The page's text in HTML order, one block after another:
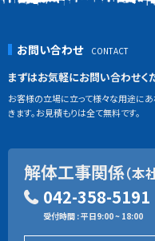
お問い合わせ
まずはお気軽にお問い合わせくだ
お客様の立場に立って様々な用途に
きます。お見積もりは全て無料です。
解体工事関係（本
042-358-5191
受付時間 : 平日9:00 ~ 18:00